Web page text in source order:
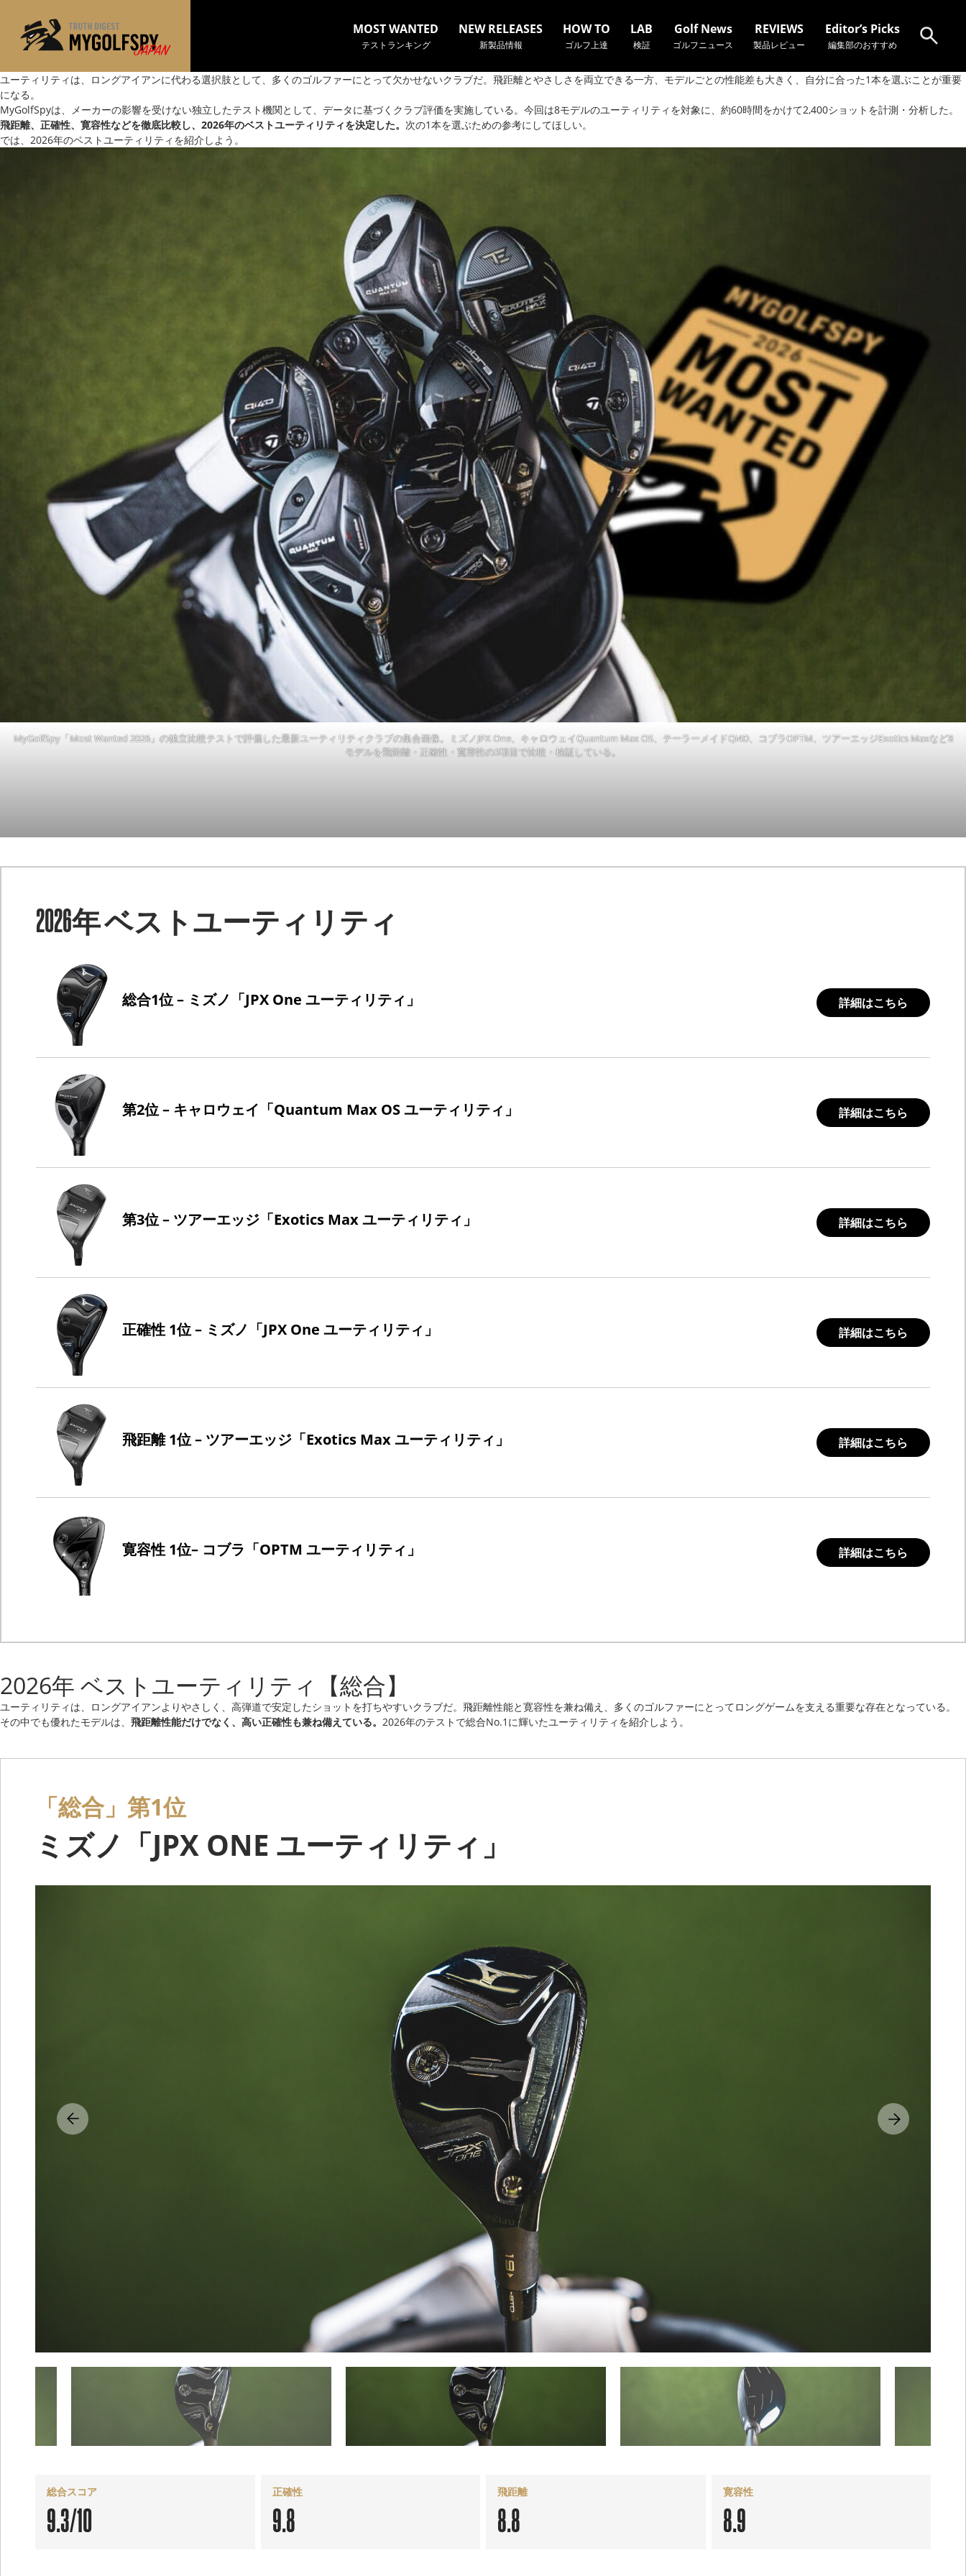
MOST WANTED
テストランキング
NEW RELEASES
新製品情報
HOW TO
ゴルフ上達
LAB
検証
Golf News
ゴルフニュース
REVIEWS
製品レビュー
Editor’s Picks
編集部のおすすめ
ユーティリティは、ロングアイアンに代わる選択肢として、多くのゴルファーにとって欠かせないクラブだ。飛距離とやさしさを両立できる一方、モデルごとの性能差も大きく、自分に合った1本を選ぶことが重要
になる。
MyGolfSpyは、メーカーの影響を受けない独立したテスト機関として、データに基づくクラブ評価を実施している。今回は8モデルのユーティリティを対象に、約60時間をかけて2,400ショットを計測・分析した。
飛距離、正確性、寛容性などを徹底比較し、2026年のベストユーティリティを決定した。 次の1本を選ぶための参考にしてほしい。
では、2026年のベストユーティリティを紹介しよう。
MyGolfSpy「Most Wanted 2026」の独立比較テストで評価した最新ユーティリティクラブの集合画像。ミズノJPX One、キャロウェイQuantum Max OS、テーラーメイドQi4D、コブラOPTM、ツアーエッジExotics Maxなど8
モデルを飛距離・正確性・寛容性の3項目で比較・検証している。
2026年 ベストユーティリティ
総合1位 – ミズノ「JPX One ユーティリティ」 詳細はこちら
第2位 – キャロウェイ「Quantum Max OS ユーティリティ」 詳細はこちら
第3位 – ツアーエッジ「Exotics Max ユーティリティ」 詳細はこちら
正確性 1位 – ミズノ「JPX One ユーティリティ」 詳細はこちら
飛距離 1位 – ツアーエッジ「Exotics Max ユーティリティ」 詳細はこちら
寛容性 1位– コブラ「OPTM ユーティリティ」 詳細はこちら
2026年 ベストユーティリティ【総合】
ユーティリティは、ロングアイアンよりやさしく、高弾道で安定したショットを打ちやすいクラブだ。飛距離性能と寛容性を兼ね備え、多くのゴルファーにとってロングゲームを支える重要な存在となっている。
その中でも優れたモデルは、 飛距離性能だけでなく、高い正確性も兼ね備えている。 2026年のテストで総合No.1に輝いたユーティリティを紹介しよう。
「総合」第1位
ミズノ「JPX ONE ユーティリティ」
総合スコア
9.3/10
正確性
9.8
飛距離
8.8
寛容性
8.9
MOST WANTED テストランキング
NEW RELEASES 新製品情報
その他
Editor’s Picks 編集部のおすすめ
Our Team 私たちのチーム
Our Mission 私たちの使命
ABOUT US MyGolfSpyJapanとは？
※メーカー名やクラブ名など、検索したい事柄を入力してください。
検索